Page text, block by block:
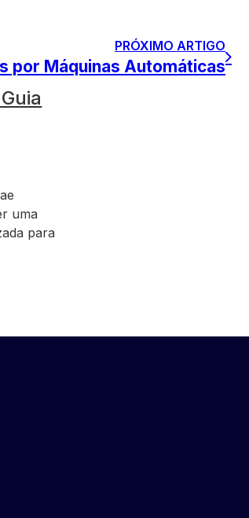
PRÓXIMO ARTIGO
por Máquinas Automáticas
uma
para